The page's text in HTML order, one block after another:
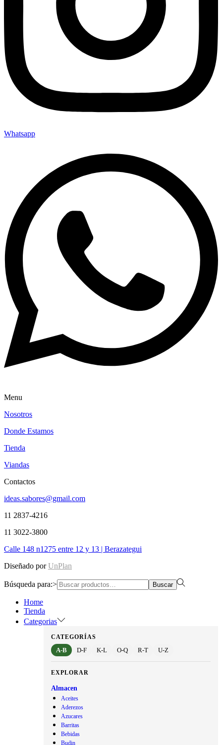
Whatsapp
Menu
Nosotros
Donde Estamos
Tienda
Viandas
Contactos
ideas.sabores@gmail.com
11 2837-4216
11 3022-3800
Calle 148 n1275 entre 12 y 13 | Berazategui
Diseñado porUnPlan
Búsqueda para:> Buscar
Home
Tienda
Categorias
CATEGORÍAS
A-B D-F K-L O-Q R-T U-Z
EXPLORAR
Almacen
Aceites
Aderezos
Azucares
Barritas
Bebidas
Budin